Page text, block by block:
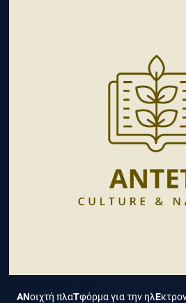
ΑΝοιχτή πλαΤφόρμα για την ηλΕ